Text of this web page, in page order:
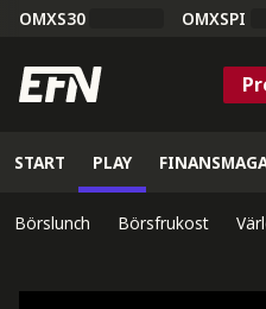
OMXS30 OMXSPI
START PLAY
Börslunch Börsfrukost